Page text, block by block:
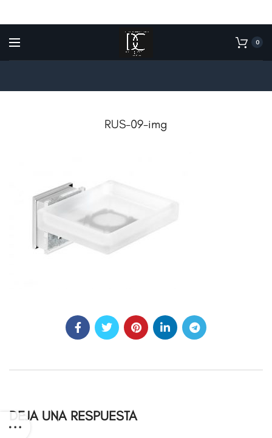
0
RUS-09-img
DEJA UNA RESPUESTA